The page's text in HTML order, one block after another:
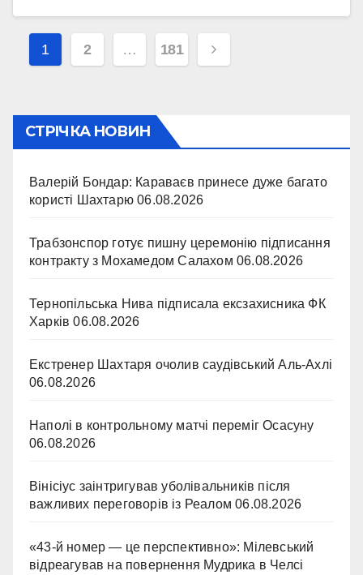
Навігація
записів
1 2 … 181
СТРІЧКА НОВИН
Валерій Бондар: Караваєв принесе дуже багато
користі Шахтарю 06.08.2026
Трабзонспор готує пишну церемонію підписання
контракту з Мохамедом Салахом 06.08.2026
Тернопільська Нива підписала ексзахисника ФК
Харків 06.08.2026
Екстренер Шахтаря очолив саудівський Аль-Ахлі
06.08.2026
Наполі в контрольному матчі переміг Осасуну
06.08.2026
Вінісіус заінтригував уболівальників після
важливих переговорів із Реалом 06.08.2026
«43-й номер — це перспективно»: Мілевський
відреагував на повернення Мудрика в Челсі